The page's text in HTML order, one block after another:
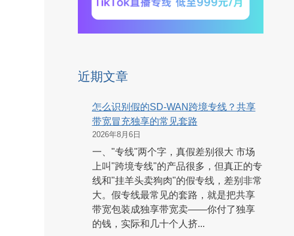
近期文章
怎么识别假的SD-WAN跨境专线？共享
带宽冒充独享的常见套路
2026年8月6日
一、"专线"两个字，真假差别很大 市场
上叫"跨境专线"的产品很多，但真正的专
线和"挂羊头卖狗肉"的假专线，差别非常
大。假专线最常见的套路，就是把共享
带宽包装成独享带宽卖——你付了独享
的钱，实际和几十个人挤...